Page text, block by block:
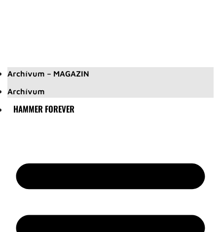
Archívum – MAGAZIN
Archívum
HAMMER FOREVER